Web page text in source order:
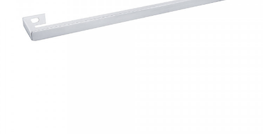
[뉴코인] 라운드(●) 수전핸들을 편하게 컨트롤할 수 있다고??
[뉴코인청소건] 허리 굽히지 마세요! 변기 뒤로 숨기지도 마세요!
[뉴코인슬라이드바] 존재감을 확! 숨기는 350mm의 미니멀리즘